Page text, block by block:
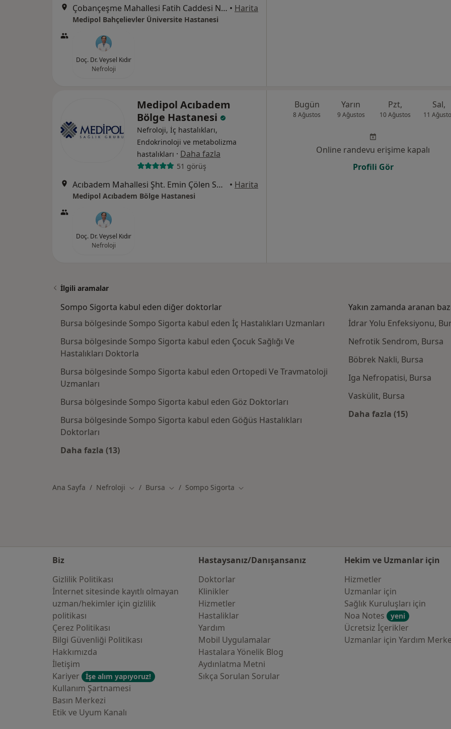
Çobançeşme Mahallesi Fatih Caddesi No:1/8, Bahçelievler • Harita
Medipol Bahçelievler Üniversite Hastanesi
Doç. Dr. Veysel Kıdır
Nefroloji
Medipol Acıbadem
Bölge Hastanesi
Nefroloji, İç hastalıkları,
Endokrinoloji ve metabolizma
hastalıkları · Daha fazla
51 görüş
Acıbadem Mahallesi Şht. Emin Çölen Sokağı No:4, Kadıköy • Harita
Medipol Acıbadem Bölge Hastanesi
Doç. Dr. Veysel Kıdır
Nefroloji
Bugün
8 Ağustos
Yarın
9 Ağustos
Pzt,
10 Ağustos
Sal,
11
Online randevu erişime kapalı
Profili Gör
İlgili aramalar
Sompo Sigorta kabul eden diğer doktorlar
Bursa bölgesinde Sompo Sigorta kabul eden İç Hastalıkları Uzmanları
Bursa bölgesinde Sompo Sigorta kabul eden Çocuk Sağlığı Ve
Hastalıkları Doktorla
Bursa bölgesinde Sompo Sigorta kabul eden Ortopedi Ve Travmatoloji
Uzmanları
Bursa bölgesinde Sompo Sigorta kabul eden Göz Doktorları
Bursa bölgesinde Sompo Sigorta kabul eden Göğüs Hastalıkları
Doktorları
Daha fazla (13)
Yakın zamanda aranan
İdrar Yolu Enfeksiyonu,
Nefrotik Sendrom, Bursa
Böbrek Nakli, Bursa
Iga Nefropatisi, Bursa
Vaskülit, Bursa
Daha fazla (15)
Ana Sayfa Nefroloji Şehir değiştir
Bursa Şehir değiştir
Sompo Sigorta Şehir değiştir
Biz
Gizlilik Politikası
İnternet sitesinde kayıtlı olmayan
uzman/hekimler i̇çin gizlilik
politikası
Çerez Politikası
Bilgi Güvenliği Politikası
Hakkımızda
İletişim
Kariyer
İşe alım yapıyoruz!
Kullanım Şartnamesi
Basın Merkezi
Etik ve Uyum Kanalı
Hastaysanız/Danışansanız
Doktorlar
Klinikler
Hizmetler
Hastaliklar
Yardım
Mobil Uygulamalar
Hastalara Yönelik Blog
Aydınlatma Metni
Sıkça Sorulan Sorular
Hekim ve Uzmanlar için
Hizmetler
Uzmanlar için
Sağlık Kuruluşları için
Noa Notes
yeni
Ücretsiz İçerikler
Uzmanlar için Yardım